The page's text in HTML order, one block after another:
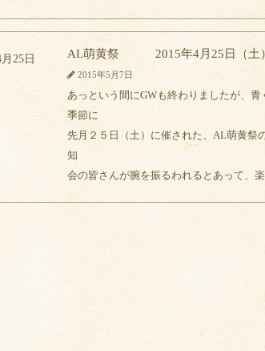
AL萌黄祭 2015年4月25日（土
2015年5月7日
あっという間にGWも終わりましたが、
季節に なりましたね
先月２５日（土）に催された、AL萌黄祭
知 らせ致します。萌
会の皆さんが腕を振るわれると